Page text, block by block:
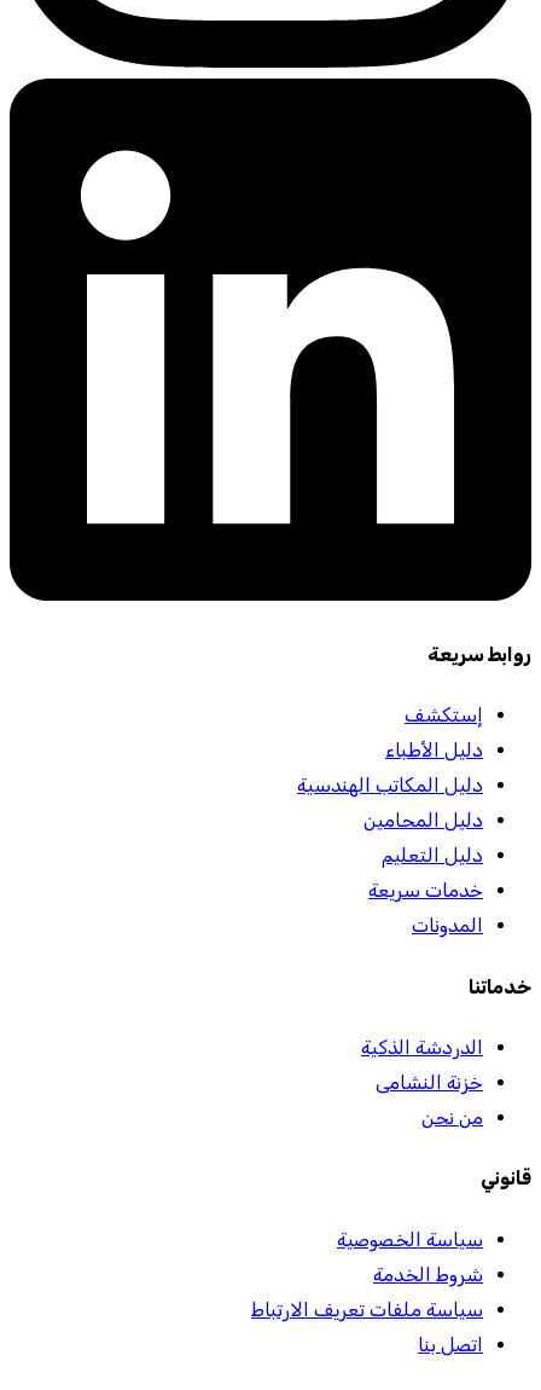
روابط سريعة
إستكشف
دليل الأطباء
دليل المكاتب الهندسية
دليل المحامين
دليل التعليم
خدمات سريعة
المدونات
خدماتنا
الدردشة الذكية
خزنة النشامى
من نحن
قانوني
سياسة الخصوصية
شروط الخدمة
سياسة ملفات تعريف الارتباط
اتصل بنا